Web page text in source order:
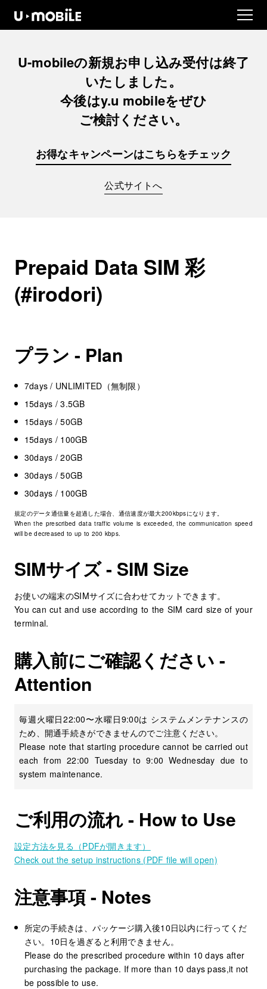
U-mobileの新規お申し込み受付は終了
いたしました。
今後はy.u mobileをぜひ
ご検討ください。
お得なキャンペーンはこちらをチェック
公式サイトへ
Prepaid Data SIM 彩
(#irodori)
プラン - Plan
7days / UNLIMITED（無制限）
15days / 3.5GB
15days / 50GB
15days / 100GB
30days / 20GB
30days / 50GB
30days / 100GB
規定のデータ通信量を超過した場合、通信速度が最大200kbpsになります。
When the prescribed data traffic volume is exceeded, the communication speed
will be decreased to up to 200 kbps.
SIMサイズ - SIM Size
お使いの端末のSIMサイズに合わせてカットできます。
You can cut and use according to the SIM card size of your
terminal.
購入前にご確認ください -
Attention
毎週火曜日22:00〜水曜日9:00は システムメンテナンスの
ため、開通手続きができませんのでご注意ください。
Please note that starting procedure cannot be carried out
each from 22:00 Tuesday to 9:00 Wednesday due to
system maintenance.
ご利用の流れ - How to Use
設定方法を見る（PDFが開きます）
Check out the setup instructions (PDF file will open)
注意事項 - Notes
所定の手続きは、パッケージ購入後10日以内に行ってくだ
さい。10日を過ぎると利用できません。
Please do the prescribed procedure within 10 days after
purchasing the package. If more than 10 days pass,it not
be possible to use.